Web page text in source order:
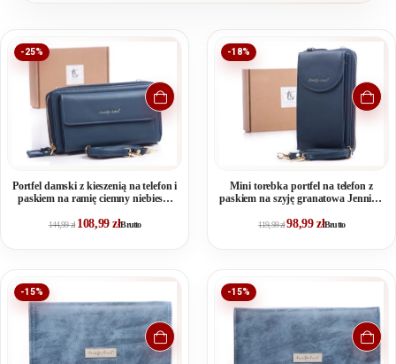
-25%
Portfel damski z kieszenią na telefon i
paskiem na ramię ciemny niebieski
144,99zł 108,99złBrutto
-18%
Mini torebka portfel na telefon z
paskiem na szyję granatowa Jennifer
119,99zł98,99 złBrutto
-15% -15%